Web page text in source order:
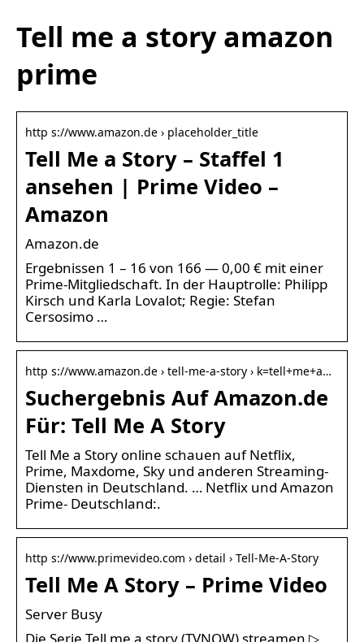
Tell me a story amazon
prime
http s://www.amazon.de › placeholder_title
Tell Me a Story – Staffel 1
ansehen | Prime Video –
Amazon
Amazon.de
Ergebnissen 1 – 16 von 166 — 0,00 € mit einer
Prime-Mitgliedschaft. In der Hauptrolle: Philipp
Kirsch und Karla Lovalot; Regie: Stefan
Cersosimo …
http s://www.amazon.de › tell-me-a-story › k=tell+me+a…
Suchergebnis Auf Amazon.de
Für: Tell Me A Story
Tell Me a Story online schauen auf Netflix,
Prime, Maxdome, Sky und anderen Streaming-
Diensten in Deutschland. … Netflix und Amazon
Prime- Deutschland:.
http s://www.primevideo.com › detail › Tell-Me-A-Story
Tell Me A Story – Prime Video
Server Busy
Die Serie Tell me a story (TVNOW) streamen ▷